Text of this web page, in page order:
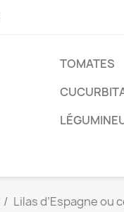
TOMATES
Lilas d’Espagne ou